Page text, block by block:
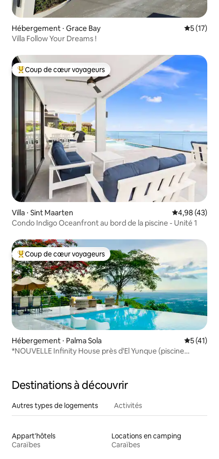
Hébergement ⋅ Grace Bay
5 (17)
Villa Follow Your Dreams !
Coups de cœur voyageurs les plus appréciés
Coup de cœur voyageurs
Villa ⋅ Sint Maarten Évaluation
4,98 (43)
Condo Indigo Oceanfront au bord de la piscine - Unité 1
Coups de cœur voyageurs les plus appréciés
Coup de cœur voyageurs
Hébergement ⋅ Palma Sola
5 (41)
*NOUVELLE Infinity House près d'El Yunque (piscine
Destinations à découvrir
Autres types de logements Activités
Appart'hôtels
Caraïbes
Locations en camping
Caraïbes